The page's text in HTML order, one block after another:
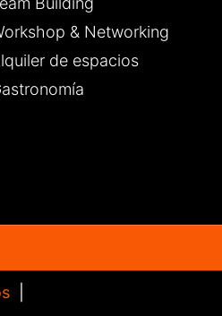
& Networking
de espacios